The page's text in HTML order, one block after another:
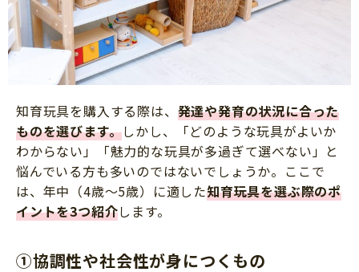
知育玩具を購入する際は、 発達や発育の状況に合った
ものを選びます。しかし、「どのような玩具がよいか
わからない」「魅力的な玩具が多過ぎて選べない」と
悩んでいる方も多いのではないでしょうか。ここで
は、年中（4歳～5歳）に適した知育玩具を選ぶ際のポ
イントを3つ紹介します。
①協調性や社会性が身につくもの